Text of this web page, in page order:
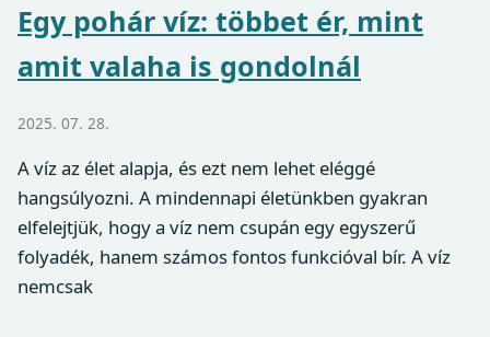
Egy pohár víz: többet ér, mint
amit valaha is gondolnál
2025. 07. 28.
A víz az élet alapja, és ezt nem lehet eléggé
hangsúlyozni. A mindennapi életünkben gyakran
elfelejtjük, hogy a víz nem csupán egy egyszerű
folyadék, hanem számos fontos funkcióval bír. A víz
nemcsak